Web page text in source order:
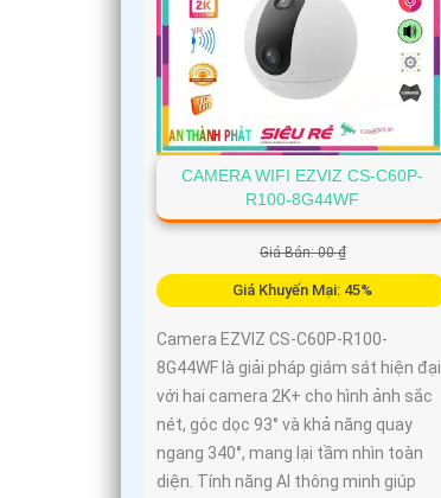
CAMERA WIFI EZVIZ CS-C60P-
R100-8G44WF
Giá Bán: 00 ₫
Giá Khuyến Mại: 45%
Camera EZVIZ CS-C60P-R100-
8G44WF là giải pháp giám sát hiện đại
với hai camera 2K+ cho hình ảnh sắc
nét, góc dọc 93° và khả năng quay
ngang 340°, mang lại tầm nhìn toàn
diện. Tính năng AI thông minh giúp